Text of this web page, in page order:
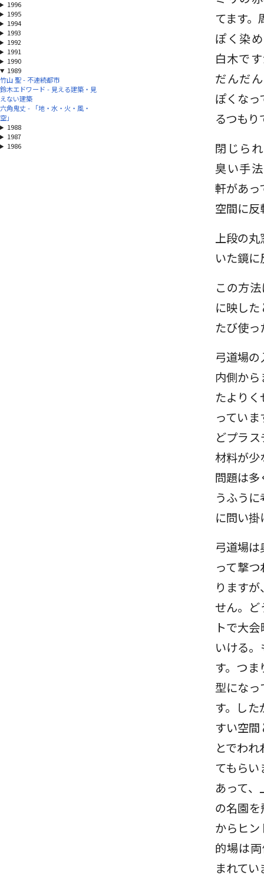
1996
1995
1994
1993
1992
1991
1990
1989
竹山 聖 - 不連続都市
鈴木エドワード - 見える建築・見
えない建築
六角鬼丈 - 「地・水・火・風・
空」
1988
1987
1986
てます
ぽく染
白木で
だんだ
ぽくなっ
るつもり
閉じら
臭い手
軒があっ
空間に
上段の
いた鏡
この方
に映し
たび使っ
弓道場
内側か
たより
ってい
どプラ
材料が少
問題は
うふう
に問い
弓道場
って撃
ります
せん。ど
トで大
いける
す。つ
型にな
す。し
すい空
とでわ
てもら
あって
の名園
からヒン
的場は
まれて